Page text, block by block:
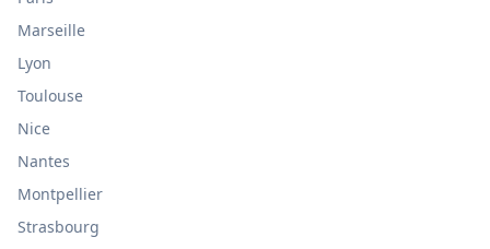
Marseille
Lyon
Toulouse
Nice
Nantes
Montpellier
Strasbourg